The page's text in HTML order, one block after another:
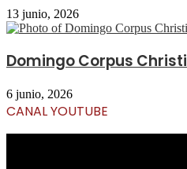
13 junio, 2026
Domingo Corpus Christi
6 junio, 2026
CANAL YOUTUBE